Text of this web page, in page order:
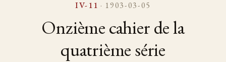
IV-11 · 1903-03-05
Onzième cahier de la
quatrième série